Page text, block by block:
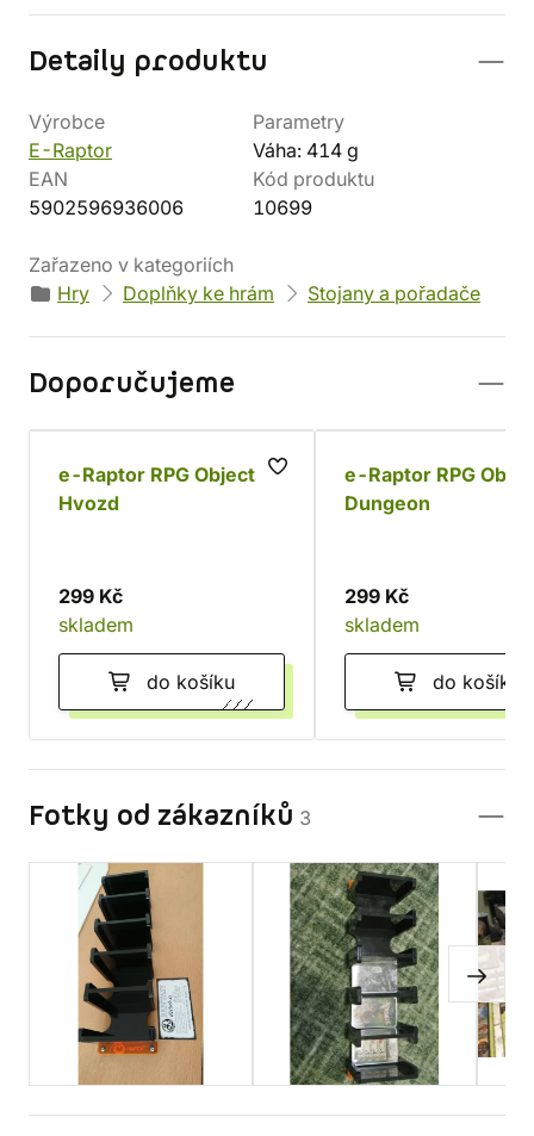
Detaily produktu
Výrobce
E-Raptor
Parametry
Váha: 414 g
EAN
5902596936006
Kód produktu
10699
Zařazeno v kategoriích
Hry
Doplňky ke hrám Stojany a pořadače
Doporučujeme
e-Raptor RPG Objects -
Hvozd
299 Kč
skladem
do košíku
e-Raptor RPG
Dungeon
299 Kč
skladem
do košíku
Fotky od zákazníků 3